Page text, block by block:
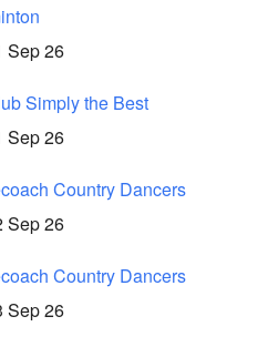
Sep 26
Simply the Best
Sep 26
Country Dancers
Sep 26
Country Dancers
Sep 26